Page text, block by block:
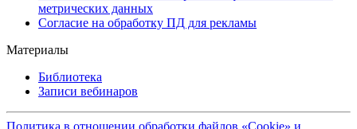
метрических данных
Согласие на обработку ПД для рекламы
Материалы
Библиотека
Записи вебинаров
Политика в отношении обработки файлов «Cookie» и